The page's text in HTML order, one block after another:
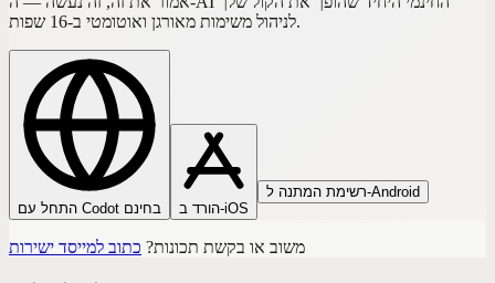
לניהול משימות מאורגן ואוטומטי ב-16 שפות.
התחל עם Codot בחינם הורד ב-iOS
רשימת המתנה ל-Android
משוב או בקשת תכונות? כתוב למייסד ישירות